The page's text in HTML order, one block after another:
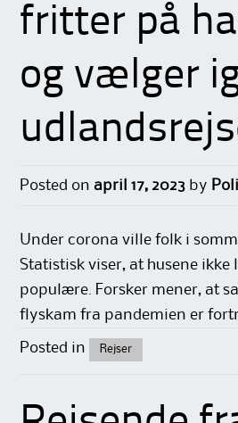
fritter på
og vælger
Posted on april 17, 2023 by
Under corona ville folk i
Statistisk viser, at husene ikke
populære. Forsker mener, at
flyskam fra pandemien er
Posted in Rejser